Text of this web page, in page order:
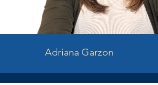
Adriana Garzon